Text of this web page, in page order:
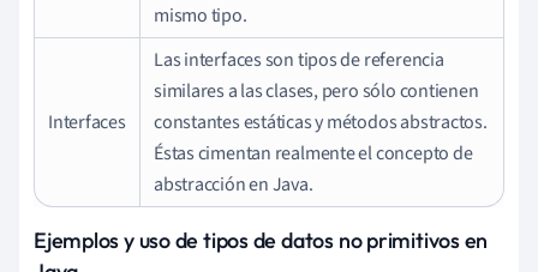
mismo tipo.
Interfaces
Las interfaces son tipos de referencia
similares a las clases, pero sólo contienen
constantes estáticas y métodos abstractos.
Éstas cimentan realmente el concepto de
abstracción en Java.
Ejemplos y uso de tipos de datos no primitivos en